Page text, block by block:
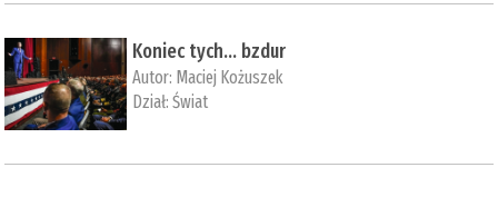
Koniec tych… bzdur
Autor: Maciej Kożuszek
Dział:Świat